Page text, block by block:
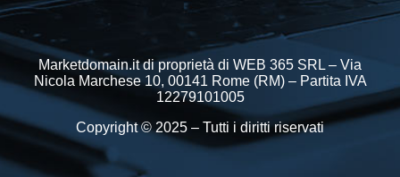
Marketdomain.it di proprietà di WEB 365 SRL – Via
Nicola Marchese 10, 00141 Rome (RM) – Partita IVA
12279101005
Copyright © 2025 – Tutti i diritti riservati